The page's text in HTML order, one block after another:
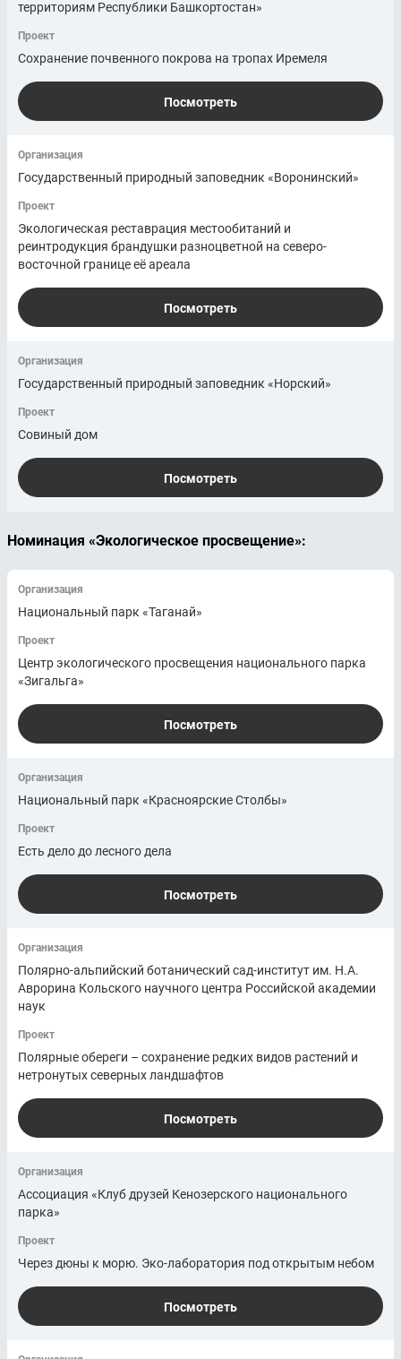
территориям Республики Башкортостан»
Проект
Сохранение почвенного покрова на тропах Иремеля
Посмотреть
Организация
Государственный природный заповедник «Воронинский»
Проект
Экологическая реставрация местообитаний и
реинтродукция брандушки разноцветной на северо-
восточной границе её ареала
Посмотреть
Организация
Государственный природный заповедник «Норский»
Проект
Совиный дом
Посмотреть
Номинация «Экологическое просвещение»:
Организация
Национальный парк «Таганай»
Проект
Центр экологического просвещения национального парка
«Зигальга»
Посмотреть
Организация
Национальный парк «Красноярские Столбы»
Проект
Есть дело до лесного дела
Посмотреть
Организация
Полярно-альпийский ботанический сад-институт им. Н.А.
Аврорина Кольского научного центра Российской академии
наук
Проект
Полярные обереги – сохранение редких видов растений и
нетронутых северных ландшафтов
Посмотреть
Организация
Ассоциация «Клуб друзей Кенозерского национального
парка»
Проект
Через дюны к морю. Эко-лаборатория под открытым небом
Посмотреть